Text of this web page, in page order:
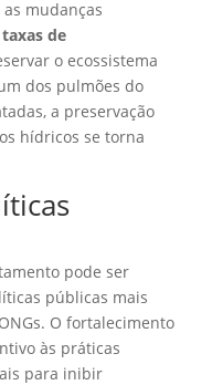
mudanças
de
o ecossistema
dos pulmões do
a preservação
hídricos se torna
pode ser
públicas mais
O fortalecimento
às práticas
para inibir